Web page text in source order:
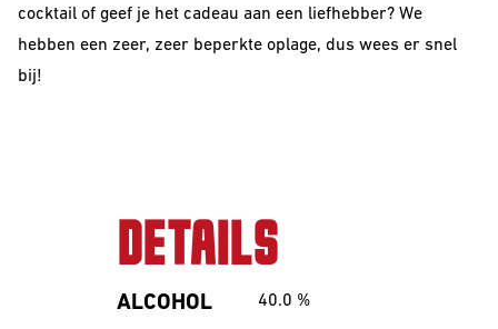
cocktail of geef je het cadeau aan een liefhebber? We
hebben een zeer, zeer beperkte oplage, dus wees er snel
bij!
DETAILS
ALCOHOL 40.0 %